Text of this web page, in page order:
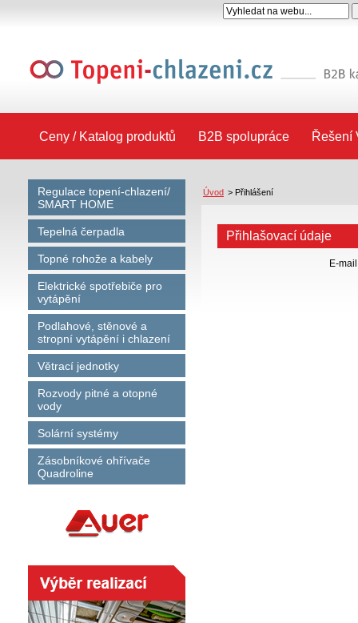
Ceny / Katalog produktů B2B spolupráce Řešení
Regulace topení-chlazení/
SMART HOME
Tepelná čerpadla
Topné rohože a kabely
Elektrické spotřebiče pro
vytápění
Podlahové, stěnové a
stropní vytápění i chlazení
Větrací jednotky
Rozvody pitné a otopné
vody
Solární systémy
Zásobníkové ohřívače
Quadroline
Úvod > Přihlášení
Přihlašovací údaje
E-